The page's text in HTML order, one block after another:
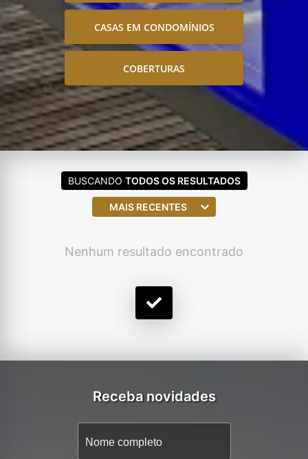
CASAS EM CONDOMÍNIOS
COBERTURAS
BUSCANDO TODOS OS RESULTADOS
MAIS RECENTES
Nenhum resultado encontrado
Receba novidades